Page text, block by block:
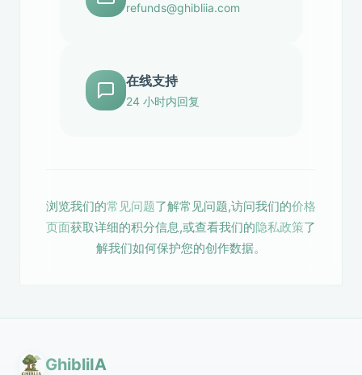
refunds@ghibliia.com
在线支持
24 小时内回复
浏览我们的常见问题了解常见问题,访问我们的价格
页面获取详细的积分信息,或查看我们的隐私政策了
解我们如何保护您的创作数据。
GhibliIA